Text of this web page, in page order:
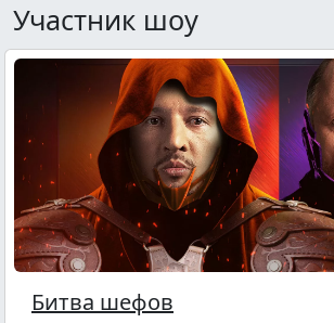
Участник шоу
Битва шефов